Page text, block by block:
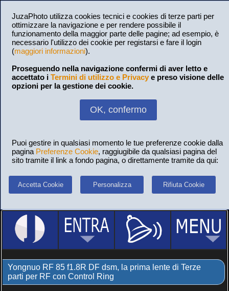
JuzaPhoto utilizza cookies tecnici e cookies di terze parti per
ottimizzare la navigazione e per rendere possibile il
funzionamento della maggior parte delle pagine; ad esempio, è
necessario l'utilizzo dei cookie per registarsi e fare il login
(maggiori informazioni).
Proseguendo nella navigazione confermi di aver letto e
accettato i Termini di utilizzo e Privacy e preso visione delle
opzioni per la gestione dei cookie.
OK, confermo
Puoi gestire in qualsiasi momento le tue preferenze cookie dalla
pagina Preferenze Cookie, raggiugibile da qualsiasi pagina del
sito tramite il link a fondo pagina, o direttamente tramite da qui:
Accetta Cookie Personalizza Rifiuta Cookie
Yongnuo RF 85 f1.8R DF dsm, la prima lente di Terze
parti per RF con Control Ring